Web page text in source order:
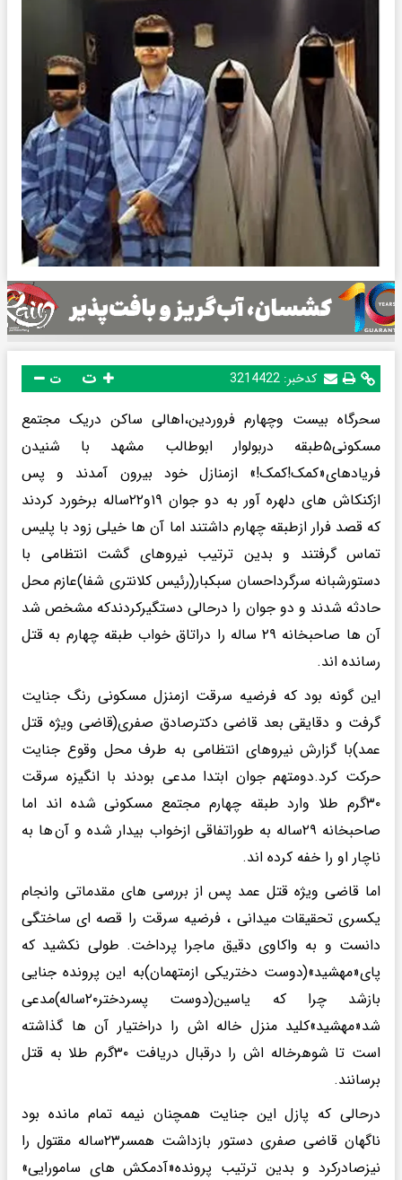
کدخبر: 3214422 ت
سحرگاه بیست وچهارم فروردین،اهالی ساکن دریک مجتمع
مسکونی۵طبقه دربولوار ابوطالب مشهد با شنیدن
فریادهای«کمک!کمک!» ازمنازل خود بیرون آمدند و پس
ازکنکاش های دلهره آور به دو جوان ۱۹و۲۲ساله برخورد کردند
که قصد فرار ازطبقه چهارم داشتند اما آن ها خیلی زود با پلیس
تماس گرفتند و بدین ترتیب نیروهای گشت انتظامی با
دستورشبانه سرگرداحسان سبکبار(رئیس کلانتری شفا)عازم محل
حادثه شدند و دو جوان را درحالی دستگیرکردندکه مشخص شد
آن ها صاحبخانه ۲۹ ساله را دراتاق خواب طبقه چهارم به قتل
رسانده اند.
این گونه بود که فرضیه سرقت ازمنزل مسکونی رنگ جنایت
گرفت و دقایقی بعد قاضی دکترصادق صفری(قاضی ویژه قتل
عمد)با گزارش نیروهای انتظامی به طرف محل وقوع جنایت
حرکت کرد.دومتهم جوان ابتدا مدعی بودند با انگیزه سرقت
۳۰گرم طلا وارد طبقه چهارم مجتمع مسکونی شده اند اما
صاحبخانه ۲۹ساله به طوراتفاقی ازخواب بیدار شده و آن ها به
ناچار او را خفه کرده اند.
اما قاضی ویژه قتل عمد پس از بررسی های مقدماتی وانجام
یکسری تحقیقات میدانی ، فرضیه سرقت را قصه ای ساختگی
دانست و به واکاوی دقیق ماجرا پرداخت. طولی نکشید که
پای«مهشید»(دوست دختریکی ازمتهمان)به این پرونده جنایی
بازشد چرا که یاسین(دوست پسردختر۲۰ساله)مدعی
شد«مهشید»کلید منزل خاله اش را دراختیار آن ها گذاشته
است تا شوهرخاله اش را درقبال دریافت ۳۰گرم طلا به قتل
برسانند.
درحالی که پازل این جنایت همچنان نیمه تمام مانده بود
ناگهان قاضی صفری دستور بازداشت همسر۲۳ساله مقتول را
نیزصادرکرد و بدین ترتیب پرونده«آدمکش های سامورایی»